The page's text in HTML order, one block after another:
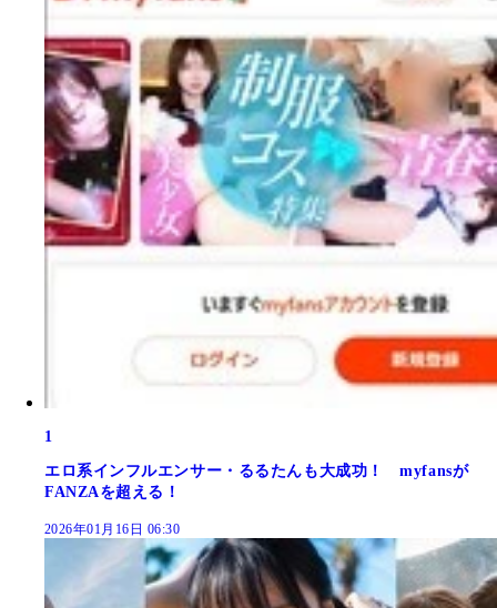
1
エロ系インフルエンサー・るるたんも大成功！ myfansが
FANZAを超える！
2026年01月16日 06:30